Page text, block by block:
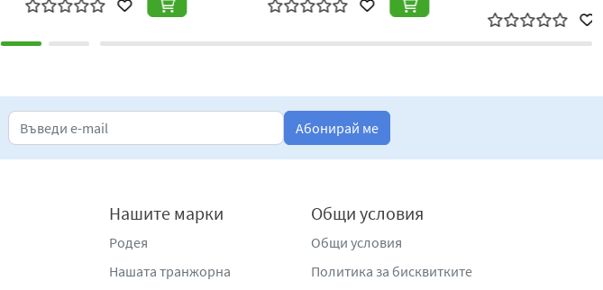
Абонирай ме
Нашите марки
Родея
Нашата транжорна
Общи условия
Общи условия
Политика за бисквитките